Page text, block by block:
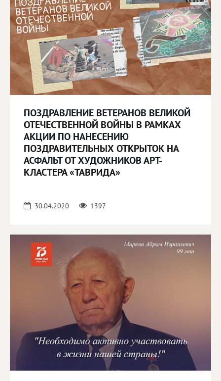
ПОЗДРАВЛЕНИЕ ВЕТЕРАНОВ ВЕЛИКОЙ
ОТЕЧЕСТВЕННОЙ ВОЙНЫ В РАМКАХ
АКЦИИ ПО НАНЕСЕНИЮ
ПОЗДРАВИТЕЛЬНЫХ ОТКРЫТОК НА
АСФАЛЬТ ОТ ХУДОЖНИКОВ АРТ-
КЛАСТЕРА «ТАВРИДА»
30.04.2020 1397